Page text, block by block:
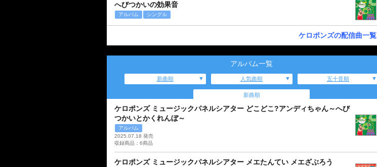
へびつかいの効果音
アルバム シングル
ケロポンズの配信曲一覧
アルバム一覧
新曲順 人気曲順 五十音順
新曲順
ケロポンズ ミュージックパネルシアター どこどこ?アンディちゃん～へび
つかいとかくれんぼ～
アルバム
2025.07.18 発売
収録商品：6商品
ケロポンズ ミュージックパネルシアター メエたんてい メエざぶろう